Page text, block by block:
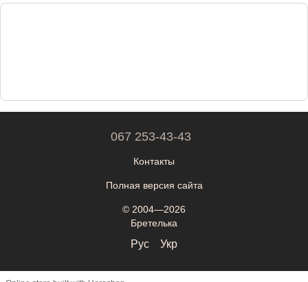
067 253-43-43
Контакты
Полная версия сайта
© 2004—2026
Бретелька
Рус Укр